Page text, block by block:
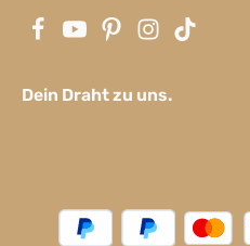
Dein Draht zu uns.